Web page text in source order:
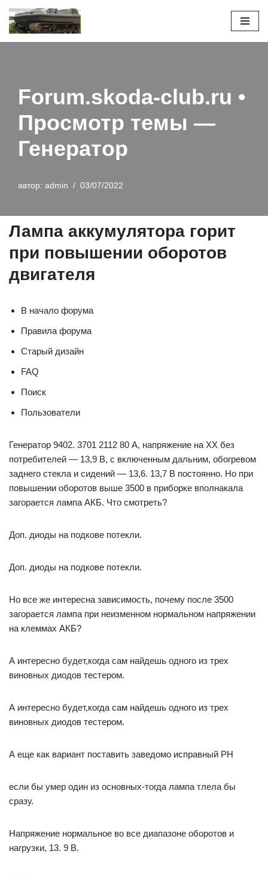
Перейти
Forum.skoda-club.ru •
Просмотр темы —
Генератор
автор: admin 03/07/2022
Лампа аккумулятора горит
при повышении оборотов
двигателя
В начало форума
Правила форума
Старый дизайн
FAQ
Поиск
Пользователи
Генератор 9402. 3701 2112 80 А, напряжение на ХХ без
потребителей — 13,9 В, с включенным дальним, обогревом
заднего стекла и сидений — 13,6. 13,7 В постоянно. Но при
повышении оборотов выше 3500 в приборке вполнакала
загорается лампа АКБ. Что смотреть?
Доп. диоды на подкове потекли.
Доп. диоды на подкове потекли.
Но все же интересна зависимость, почему после 3500
загорается лампа при неизменном нормальном напряжении
на клеммах АКБ?
А интересно будет,когда сам найдешь одного из трех
виновных диодов тестером.
А интересно будет,когда сам найдешь одного из трех
виновных диодов тестером.
А еще как вариант поставить заведомо исправный РН
если бы умер один из основных-тогда лампа тлела бы
сразу.
Напряжение нормальное во все диапазоне оборотов и
нагрузки, 13. 9 В.